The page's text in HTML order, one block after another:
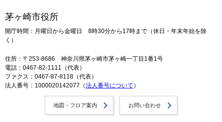
茅ヶ崎市役所
開庁時間：月曜日から金曜日 8時30分から17時まで（休日・年末年始を除
く）
住所：〒253-8686 神奈川県茅ヶ崎市茅ヶ崎一丁目1番1号
電話：0467-82-1111（代表）
ファクス：0467-87-8118（代表）
法人番号：1000020142077（法人番号について ）
地図・フロア案内 お問い合わせ